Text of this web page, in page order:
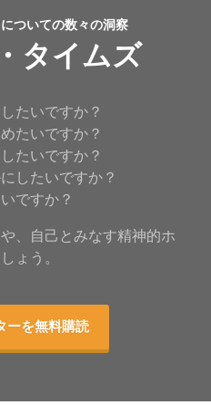
ついての数々の洞察
タイムズ
たいですか？
たいですか？
たいですか？
したいですか？
ですか？
、自己とみなす精神的ホ
ょう。
ーを無料購読